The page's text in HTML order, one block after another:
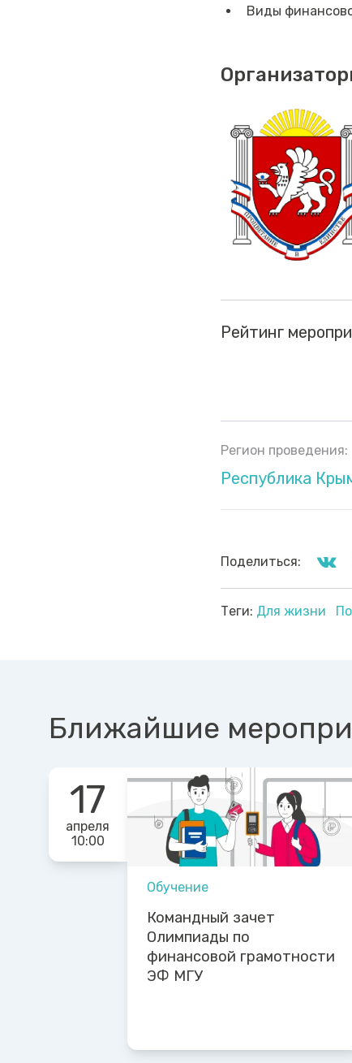
Виды
Рейтинг
Регион проведения:
Республика
Поделиться:
Теги: Для жизни
Ближайшие
17
апреля
10:00
Обучение
Командный зачет
Олимпиады по
финансовой грамотности
ЭФ МГУ